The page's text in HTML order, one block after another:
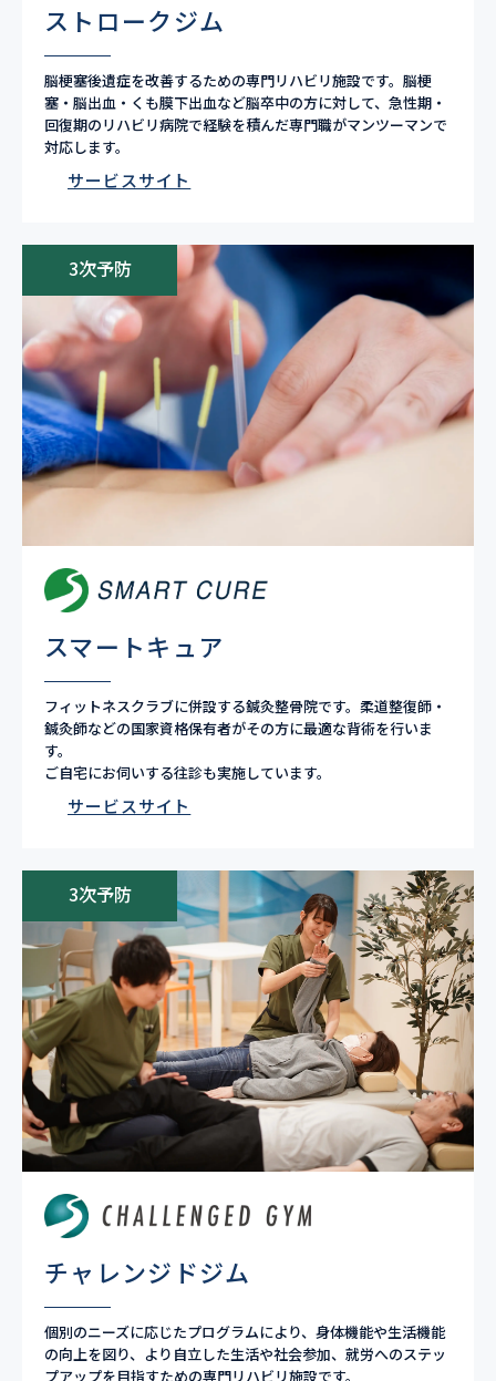
ストロークジム
脳梗塞後遺症を改善するための専門リハビリ施設です。脳梗
塞・脳出血・くも膜下出血など脳卒中の方に対して、急性期・
回復期のリハビリ病院で経験を積んだ専門職がマンツーマンで
対応します。
サービスサイト
3次予防
スマートキュア
フィットネスクラブに併設する鍼灸整骨院です。柔道整復師・
鍼灸師などの国家資格保有者がその方に最適な背術を行いま
す。
ご自宅にお伺いする往診も実施しています。
サービスサイト
3次予防
チャレンジドジム
個別のニーズに応じたプログラムにより、身体機能や生活機能
の向上を図り、より自立した生活や社会参加、就労へのステッ
プアップを目指すための専門リハビリ施設です。